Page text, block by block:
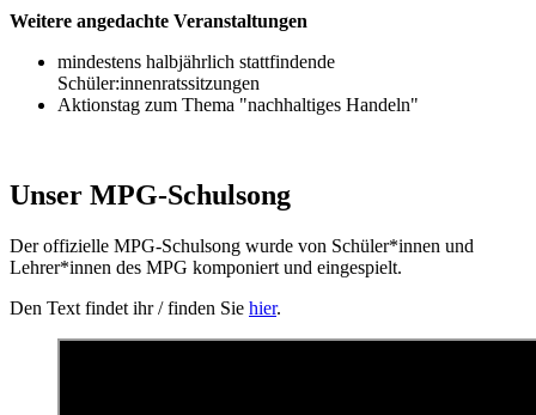
Weitere angedachte Veranstaltungen
mindestens halbjährlich stattfindende
Schüler:innenratssitzungen
Aktionstag zum Thema "nachhaltiges Handeln"
Unser MPG-Schulsong
Der offizielle MPG-Schulsong wurde von Schüler*innen und
Lehrer*innen des MPG komponiert und eingespielt.
Den Text findet ihr / finden Sie hier.